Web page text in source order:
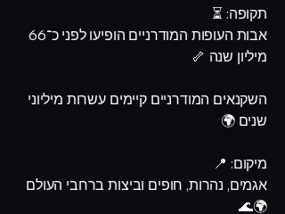
תקופה: ⏳
אבות העופות המודרניים הופיעו לפני כ־66
מיליון שנה 🦴
השקנאים המודרניים קיימים עשרות מיליוני
שנים 🌍
מיקום: 📍
אגמים, נהרות, חופים וביצות ברחבי העולם
🌍🌊